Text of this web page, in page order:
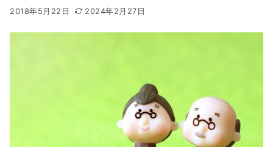
2018年5月22日 2024年2月27日